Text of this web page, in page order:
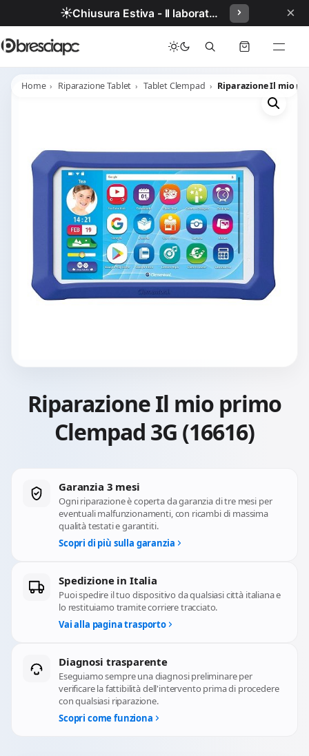
☀️ Chiusura Estiva - Il laboratorio resterà chiuso per ferie dal 29/06/2026 al 05/07/2026 compresi. ×
Home Riparazione Tablet Tablet Clempad Riparazione Il mio
Riparazione Il mio primo
Clempad 3G (16616)
Garanzia 3 mesi
Ogni riparazione è coperta da garanzia di tre mesi per
eventuali malfunzionamenti, con ricambi di massima
qualità testati e garantiti.
Scopri di più sulla garanzia
Spedizione in Italia
Puoi spedire il tuo dispositivo da qualsiasi città italiana e
lo restituiamo tramite corriere tracciato.
Vai alla pagina trasporto
Diagnosi trasparente
Eseguiamo sempre una diagnosi preliminare per
verificare la fattibilità dell'intervento prima di procedere
con qualsiasi riparazione.
Scopri come funziona